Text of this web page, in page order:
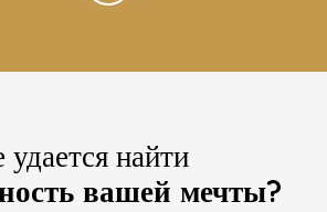
найти
вашей мечты?